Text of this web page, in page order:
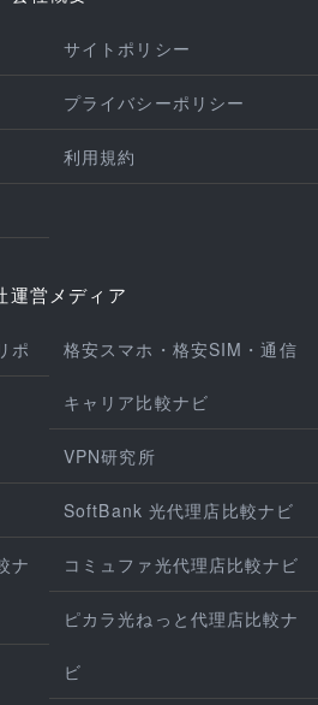
サイトポリシー
プライバシーポリシー
利用規約
運営メディア
ポ 格安スマホ・格安SIM・通信
キャリア比較ナビ
VPN研究所
SoftBank 光代理店比較ナビ
ナ コミュファ光代理店比較ナビ
ピカラ光ねっと代理店比較ナ
ビ